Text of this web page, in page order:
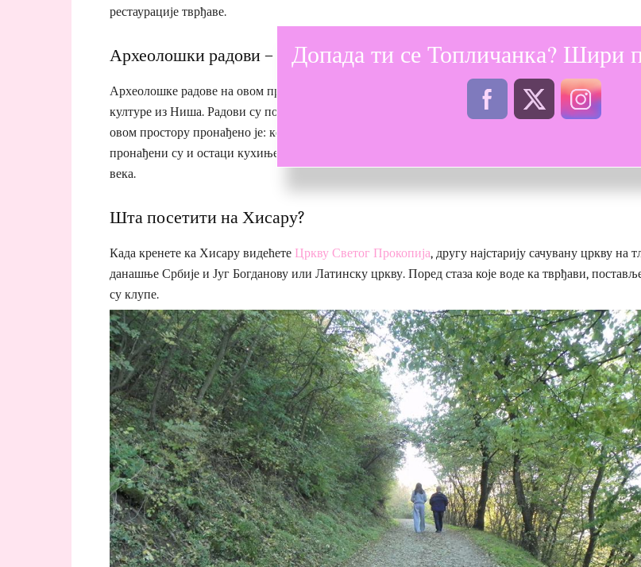
рестаурације тврђаве.
Археолошки радови – Шта је све ископано?
Археолошке радове на овом простору изводили су Музеј Топлице и Завод за заштиту споменика
културе из Ниша. Радови су почели 1976. године и трајали су две деценије са малим прекидима.
овом простору пронађено је: керамичко посуђе, алат за обраду коже, мачеви и копља. Такође,
пронађени су и остаци кухиње. Сматра се да све откривено потиче из четрнаестог или петнаестог
века.
Шта посетити на Хисару?
Када кренете ка Хисару видећете Цркву Светог Прокопија, другу најстарију сачувану цркву на
данашње Србије и Југ Богданову или Латинску цркву. Поред стаза које воде ка тврђави,
су клупе.
Допада ти се Топличанка? Шири